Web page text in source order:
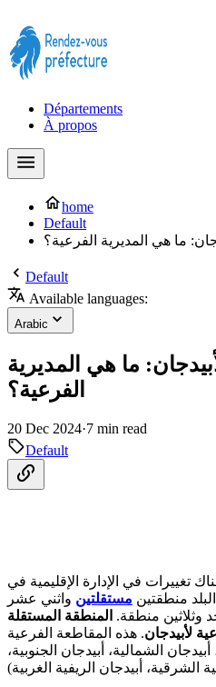
Départements
À propos
home
Default
ما هي المديرية الفرعية؟
Default
Available languages:
Arabic
ما هي المديرية
الفرعية؟
20 Dec 2024·7 min read
Default
و2014، كانت هناك تغييرات في الإدارة الإقليمية في
منطقتين مستقلتين واثني عشر
منطقة. المنطقة المستقلة
لأبيدجان. هذه المقاطعة الفرعية
الشمالية، أبيدجان الجنوبية،